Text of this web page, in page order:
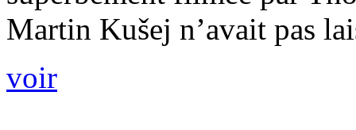
Martin Kušej n’avait pas
voir